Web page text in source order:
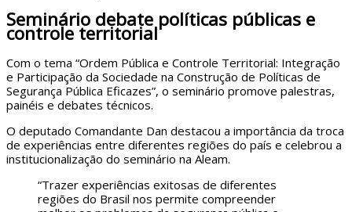
Seminário debate políticas públicas e
controle territorial
Com o tema “Ordem Pública e Controle Territorial: Integração
e Participação da Sociedade na Construção de Políticas de
Segurança Pública Eficazes”, o seminário promove palestras,
painéis e debates técnicos.
O deputado Comandante Dan destacou a importância da troca
de experiências entre diferentes regiões do país e celebrou a
institucionalização do seminário na Aleam.
“Trazer experiências exitosas de diferentes
regiões do Brasil nos permite compreender